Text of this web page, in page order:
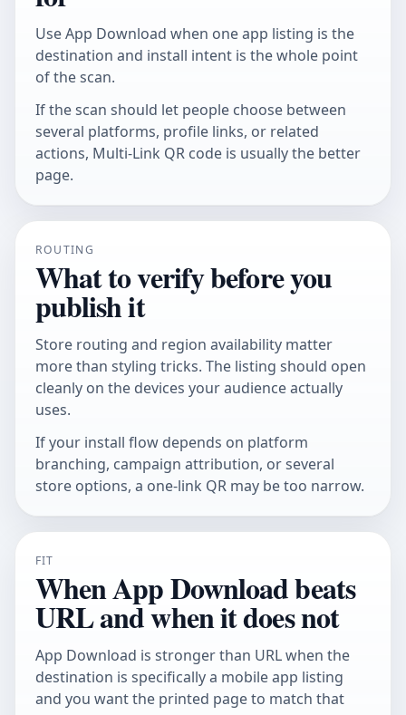
Use App Download when one app listing is the
destination and install intent is the whole point
of the scan.
If the scan should let people choose between
several platforms, profile links, or related
actions, Multi-Link QR codeis usually the better
page.
ROUTING
What to verify before you
publish it
Store routing and region availability matter
more than styling tricks. The listing should open
cleanly on the devices your audience actually
uses.
If your install flow depends on platform
branching, campaign attribution, or several
store options, a one-link QR may be too narrow.
FIT
When App Download beats
URL and when it does not
App Download is stronger than URL when the
destination is specifically a mobile app listing
and you want the printed page to match that